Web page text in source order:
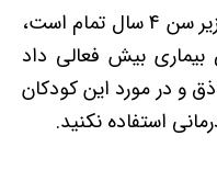
1- در مورد کودک نوپا و نوزاد که زیر سن 4 سال تمام است،
بیش فعالی داد
و در مورد این کودکان
استفاده نکنید.